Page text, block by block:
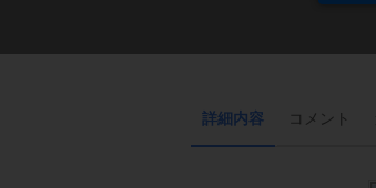
詳細内容 コメント